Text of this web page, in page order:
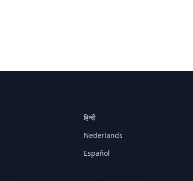
हिन्दी
Nederlands
Español